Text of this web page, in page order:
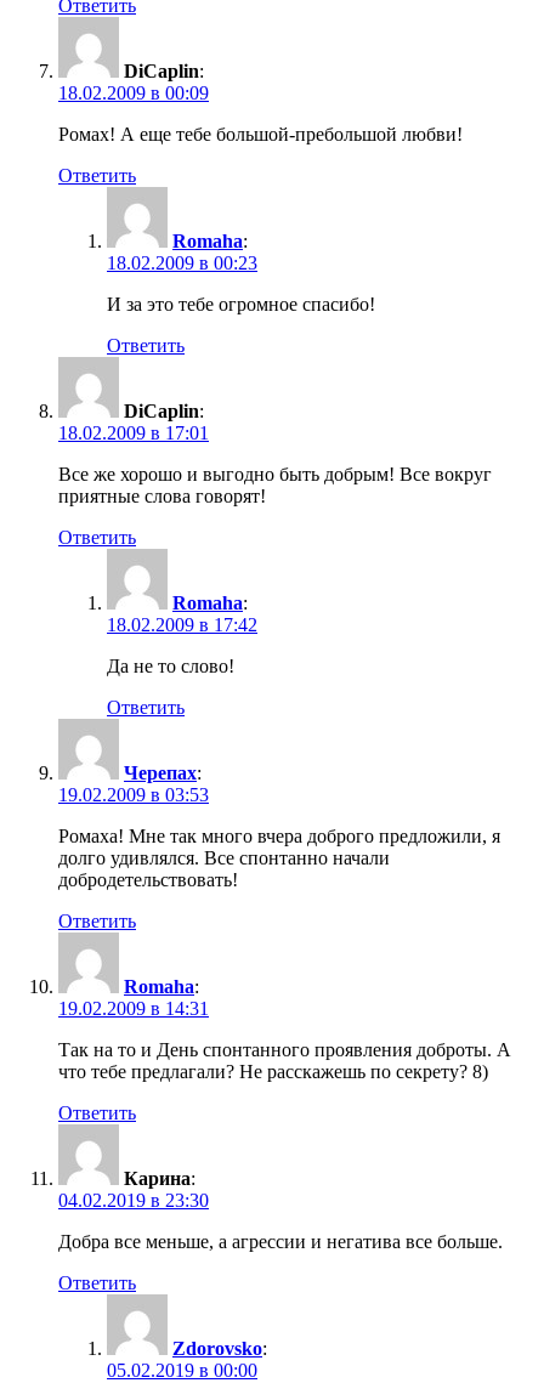
Ответить
DiCaplin:
18.02.2009 в 00:09
Ромах! А еще тебе большой-пребольшой любви!
Ответить
Romaha:
18.02.2009 в 00:23
И за это тебе огромное спасибо!
Ответить
DiCaplin:
18.02.2009 в 17:01
Все же хорошо и выгодно быть добрым! Все вокруг
приятные слова говорят!
Ответить
Romaha:
18.02.2009 в 17:42
Да не то слово!
Ответить
Черепах:
19.02.2009 в 03:53
Ромаха! Мне так много вчера доброго предложили, я
долго удивлялся. Все спонтанно начали
добродетельствовать!
Ответить
Romaha:
19.02.2009 в 14:31
Так на то и День спонтанного проявления доброты. А
что тебе предлагали? Не расскажешь по секрету? 8)
Ответить
Карина:
04.02.2019 в 23:30
Добра все меньше, а агрессии и негатива все больше.
Ответить
Zdorovsko:
05.02.2019 в 00:00